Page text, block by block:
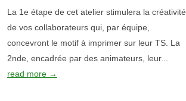
La 1e étape de cet atelier stimulera la créativité
de vos collaborateurs qui, par équipe,
concevront le motif à imprimer sur leur TS. La
2nde, encadrée par des animateurs, leur...
read more →